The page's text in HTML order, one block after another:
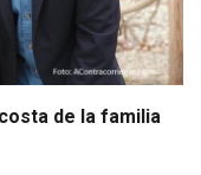
de la familia